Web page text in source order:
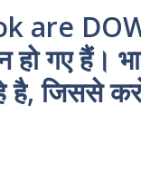
are
गए हैं।
है, जिससे